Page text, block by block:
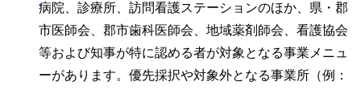
病院、診療所、訪問看護ステーションのほか、県・郡
市医師会、郡市歯科医師会、地域薬剤師会、看護協会
等および知事が特に認める者が対象となる事業メニュ
ーがあります。優先採択や対象外となる事業所（例：